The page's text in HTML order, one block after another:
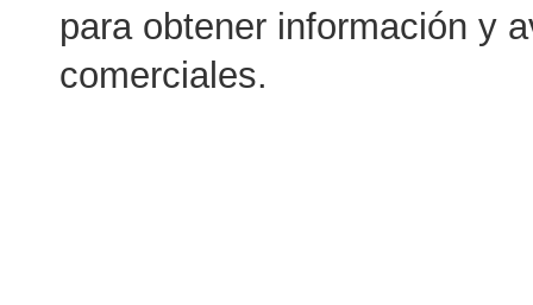
para obtener información y
comerciales.